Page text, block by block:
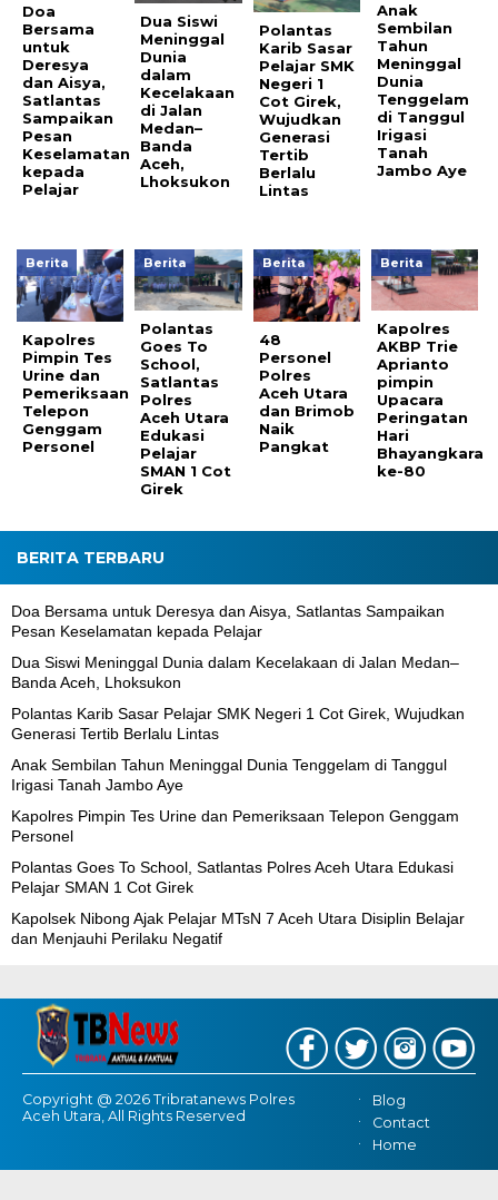
Doa
Bersama
untuk
Deresya
dan Aisya,
Satlantas
Sampaikan
Pesan
Keselamatan
kepada
Pelajar
Dua Siswi
Meninggal
Dunia
dalam
Kecelakaan
di Jalan
Medan–
Banda
Aceh,
Lhoksukon
Polantas
Karib Sasar
Pelajar SMK
Negeri 1
Cot Girek,
Wujudkan
Generasi
Tertib
Berlalu
Lintas
Anak
Sembilan
Tahun
Meninggal
Dunia
Tenggelam
di Tanggul
Irigasi
Tanah
Jambo Aye
Berita
Kapolres
Pimpin Tes
Urine dan
Pemeriksaan
Telepon
Genggam
Personel
Berita
Polantas
Goes To
School,
Satlantas
Polres
Aceh Utara
Edukasi
Pelajar
SMAN 1 Cot
Girek
Berita
48
Personel
Polres
Aceh Utara
dan Brimob
Naik
Pangkat
Berita
Kapolres
AKBP Trie
Aprianto
pimpin
Upacara
Peringatan
Hari
Bhayangkara
ke-80
BERITA TERBARU
Doa Bersama untuk Deresya dan Aisya, Satlantas Sampaikan
Pesan Keselamatan kepada Pelajar
Dua Siswi Meninggal Dunia dalam Kecelakaan di Jalan Medan–
Banda Aceh, Lhoksukon
Polantas Karib Sasar Pelajar SMK Negeri 1 Cot Girek, Wujudkan
Generasi Tertib Berlalu Lintas
Anak Sembilan Tahun Meninggal Dunia Tenggelam di Tanggul
Irigasi Tanah Jambo Aye
Kapolres Pimpin Tes Urine dan Pemeriksaan Telepon Genggam
Personel
Polantas Goes To School, Satlantas Polres Aceh Utara Edukasi
Pelajar SMAN 1 Cot Girek
Kapolsek Nibong Ajak Pelajar MTsN 7 Aceh Utara Disiplin Belajar
dan Menjauhi Perilaku Negatif
Copyright @ 2026 Tribratanews Polres
Aceh Utara, All Rights Reserved
Blog
Contact
Home